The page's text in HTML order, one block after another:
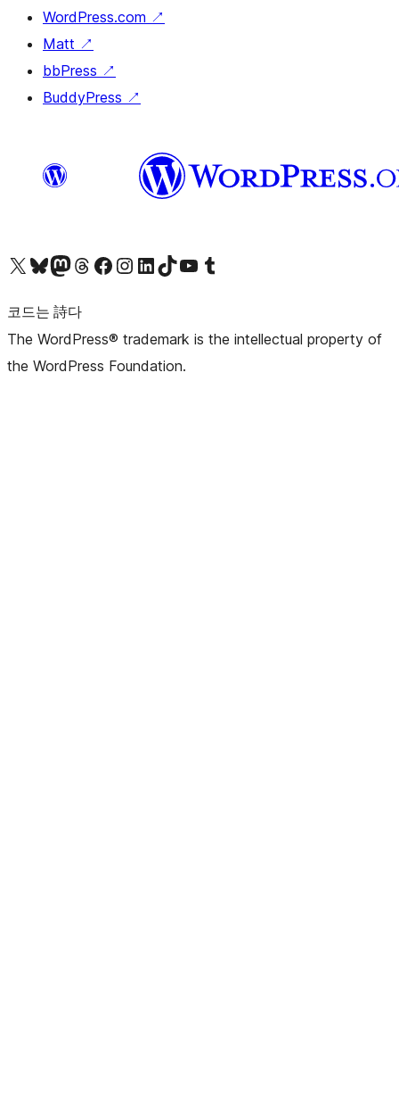
WordPress.com ↗
Matt ↗
bbPress ↗
BuddyPress ↗
X(이전 트위터) 계정 방문하기블루스카이 계정 방문하기마스토돈 계정 방문하기스레드 계정 방문하기 페이스북 페이지 방문하기인스타그램 계정 방문하기 LinkedIn 계정 방문하기틱톡 계정 방문하기유튜브 채널 방문하기 텀블러 계정 방문하기
코드는 詩다
The WordPress® trademark is the intellectual property of
the WordPress Foundation.